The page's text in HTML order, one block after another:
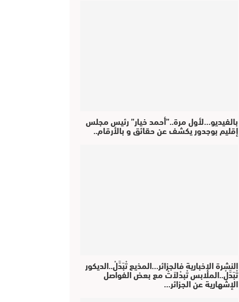
بالفيديو…لأول مرة..”أحمد خيار” رئيس مجلس
إقليم بوجدور يكشف عن حقائق و بالأرقام..
النشرة الإخبارية فالجزائر…المذيع تْبَدَّلْ..الديكور
تْبَدَّلْ..الملابس تْبدْلاَتْ مع بعض الفواصل
الإشهارية عن الجزائر…